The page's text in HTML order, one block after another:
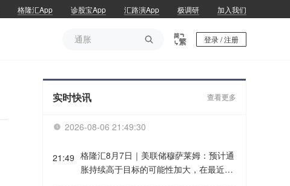
格隆汇App 诊股宝App 汇路演App 极调研 加入我们

通胀
登录 / 注册
实时快讯 查看更多
 2026-08-06 21:49:30
21:49 格隆汇8月7日｜美联储穆萨莱姆：预计通
胀持续高于目标的可能性加大，在最近的